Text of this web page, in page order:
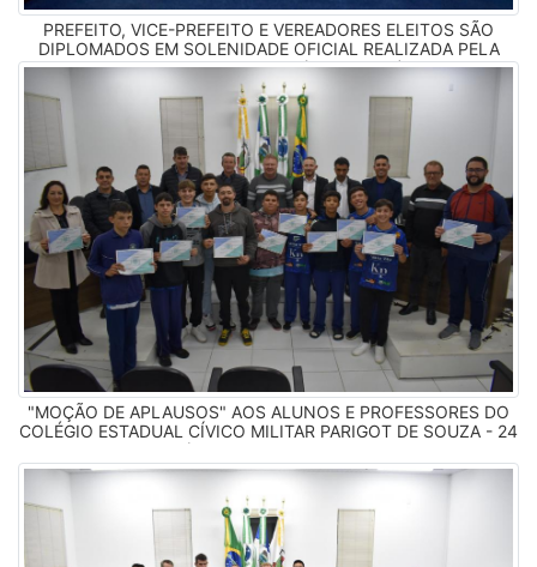
PREFEITO, VICE-PREFEITO E VEREADORES ELEITOS SÃO
DIPLOMADOS EM SOLENIDADE OFICIAL REALIZADA PELA
JUSTIÇA ELEITORAL (18/12/2024)
"MOÇÃO DE APLAUSOS" AOS ALUNOS E PROFESSORES DO
COLÉGIO ESTADUAL CÍVICO MILITAR PARIGOT DE SOUZA - 24
de junho de 2024 (Imagens: Jornalista Kleber Fernandes -
Portal Comunique)